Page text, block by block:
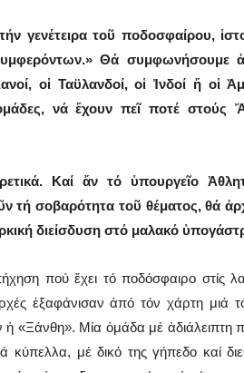
γενέτειρα τοῦ ποδοσφαίρου,
Θά συμφωνήσουμε
οἱ Ταϋλανδοί, οἱ Ἰνδοί ἤ οἱ
ὁμάδες, νά ἔχουν πεῖ ποτέ στούς
Καί ἄν τό ὑπουργεῖο
τή σοβαρότητα τοῦ θέματος, θά
διείσδυση στό μαλακό
πού ἔχει τό ποδόσφαιρο στίς
ἐξαφάνισαν ἀπό τόν χάρτη μιά
«Ξάνθη». Μία ὁμάδα μέ ἀδιάλειπτη
κύπελλα, μέ δικό της γήπεδο καί